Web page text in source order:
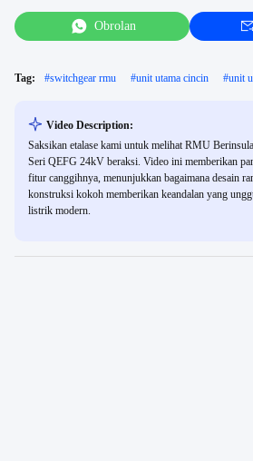
Obrolan
Tag: #switchgear rmu #unit utama cincin #unit
Video Description:
Saksikan etalase kami untuk melihat RMU
Seri QEFG 24kV beraksi. Video ini memberikan
fitur canggihnya, menunjukkan bagaimana desain
konstruksi kokoh memberikan keandalan yang
listrik modern.